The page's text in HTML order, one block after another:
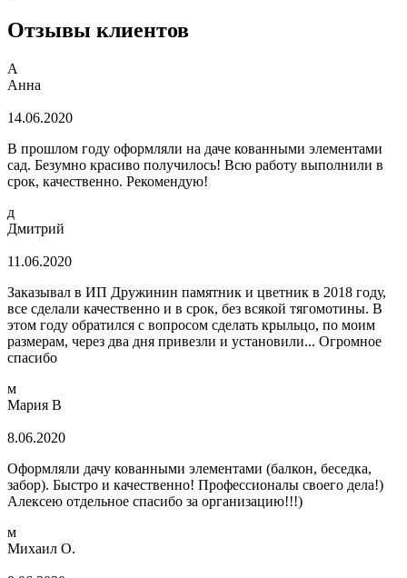
Отзывы клиентов
А
Анна
14.06.2020
В прошлом году оформляли на даче кованными элементами
сад. Безумно красиво получилось! Всю работу выполнили в
срок, качественно. Рекомендую!
д
Дмитрий
11.06.2020
Заказывал в ИП Дружинин памятник и цветник в 2018 году,
все сделали качественно и в срок, без всякой тягомотины. В
этом году обратился с вопросом сделать крыльцо, по моим
размерам, через два дня привезли и установили... Огромное
спасибо
м
Мария В
8.06.2020
Оформляли дачу кованными элементами (балкон, беседка,
забор). Быстро и качественно! Профессионалы своего дела!)
Алексею отдельное спасибо за организацию!!!)
м
Михаил О.